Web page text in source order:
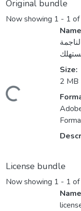
Original bundle
Now showing 1 - 1
Loading...
Size:
2 MB
License bundle
Now showing 1 - 1